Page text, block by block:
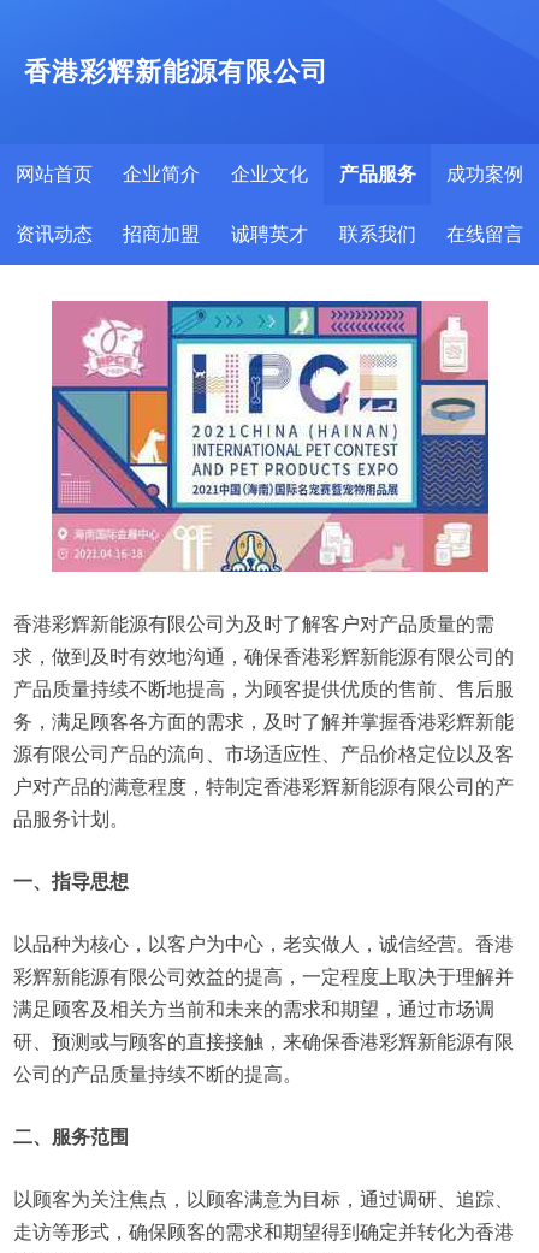
香港彩辉新能源有限公司
网站首页 企业简介 企业文化 产品服务 成功案例
资讯动态 招商加盟 诚聘英才 联系我们 在线留言
香港彩辉新能源有限公司为及时了解客户对产品质量的需
求，做到及时有效地沟通，确保香港彩辉新能源有限公司的
产品质量持续不断地提高，为顾客提供优质的售前、售后服
务，满足顾客各方面的需求，及时了解并掌握香港彩辉新能
源有限公司产品的流向、市场适应性、产品价格定位以及客
户对产品的满意程度，特制定香港彩辉新能源有限公司的产
品服务计划。
一、指导思想
以品种为核心，以客户为中心，老实做人，诚信经营。香港
彩辉新能源有限公司效益的提高，一定程度上取决于理解并
满足顾客及相关方当前和未来的需求和期望，通过市场调
研、预测或与顾客的直接接触，来确保香港彩辉新能源有限
公司的产品质量持续不断的提高。
二、服务范围
以顾客为关注焦点，以顾客满意为目标，通过调研、追踪、
走访等形式，确保顾客的需求和期望得到确定并转化为香港